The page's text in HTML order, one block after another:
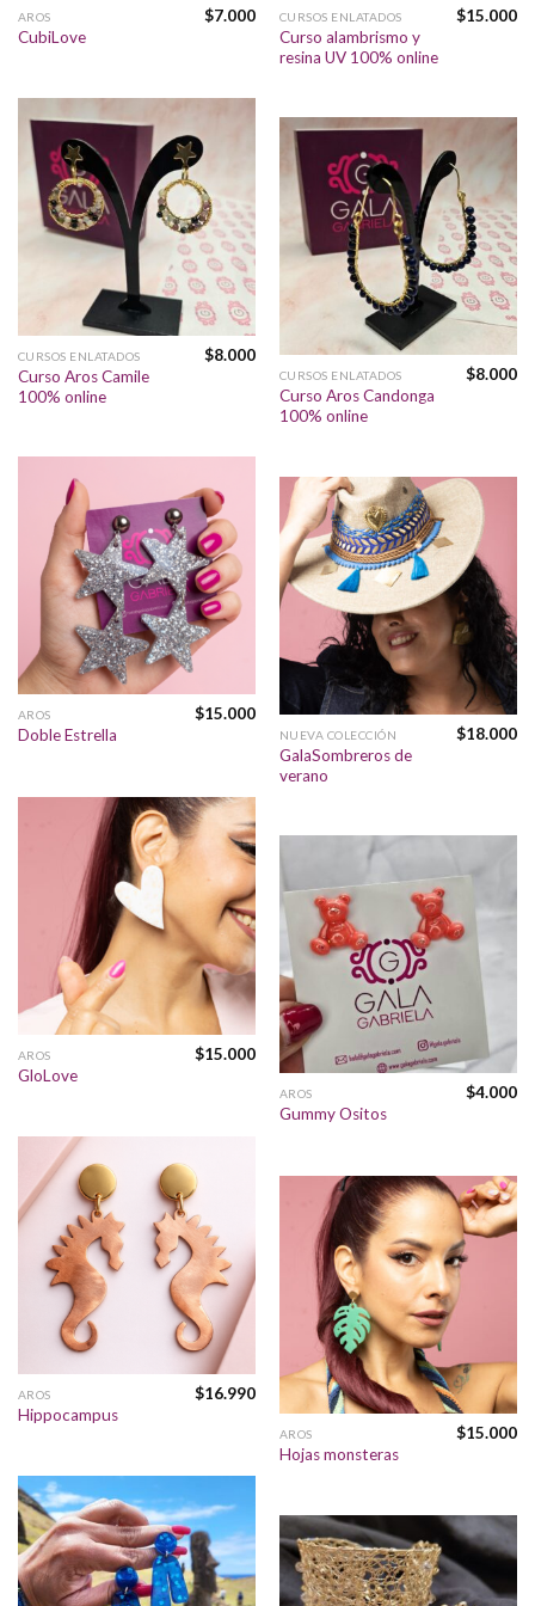
AROS
CubiLove
$7.000 CURSOS ENLATADOS
Curso alambrismo y
resina UV 100% online
$15.000
CURSOS ENLATADOS
Curso Aros Camile
100% online
$8.000
CURSOS ENLATADOS
Curso Aros Candonga
100% online
$8.000
AROS
Doble Estrella
$15.000
NUEVA COLECCIÓN
GalaSombreros de
verano
$18.000
AROS
GloLove
$15.000
AROS
Gummy Ositos
$4.000
AROS
Hippocampus
$16.990
AROS
Hojas monsteras
$15.000